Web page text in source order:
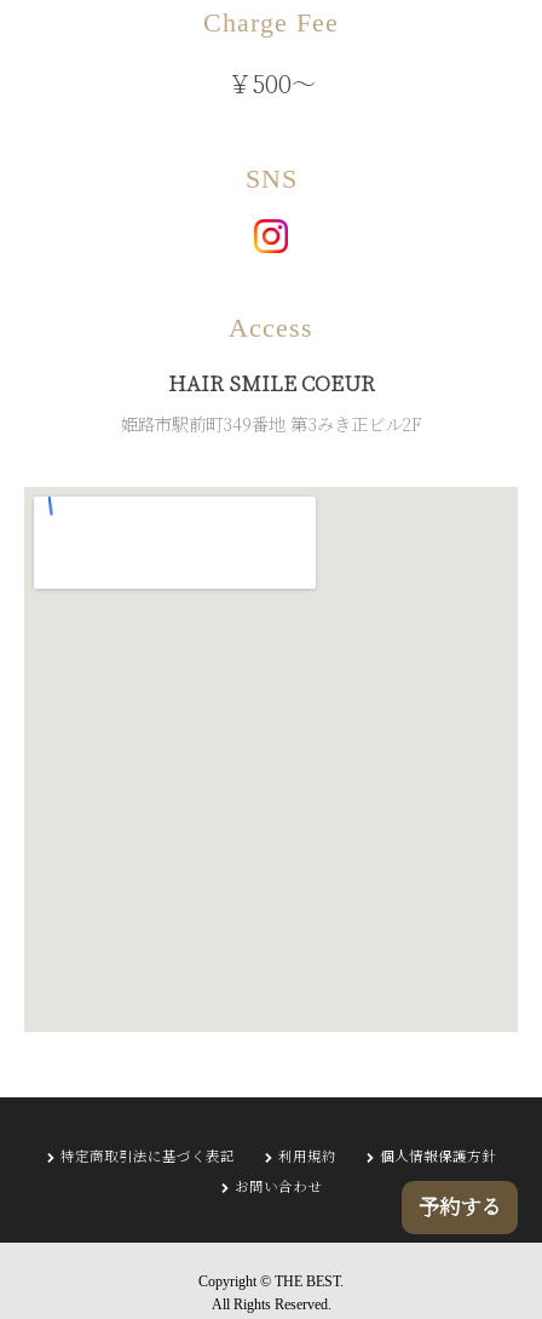
予約する
Charge Fee
￥500～
SNS
Access
HAIR SMILE COEUR
姫路市駅前町349番地 第3みき正ビル2F
特定商取引法に基づく表記 利用規約
個人情報保護方針
お問い合わせ
Copyright © THE BEST.
All Rights Reserved.